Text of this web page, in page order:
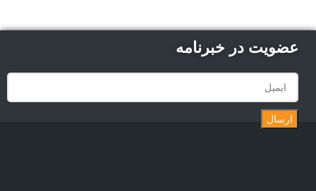
عضویت در خبرنامه
ارسال